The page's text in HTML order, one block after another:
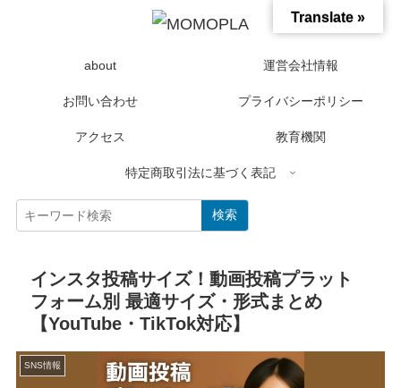
about 運営会社情報
お問い合わせ プライバシーポリシー
アクセス 教育機関
特定商取引法に基づく表記
検索
インスタ投稿サイズ！動画投稿プラット
フォーム別 最適サイズ・形式まとめ
【YouTube・TikTok対応】
SNS情報
Translate »